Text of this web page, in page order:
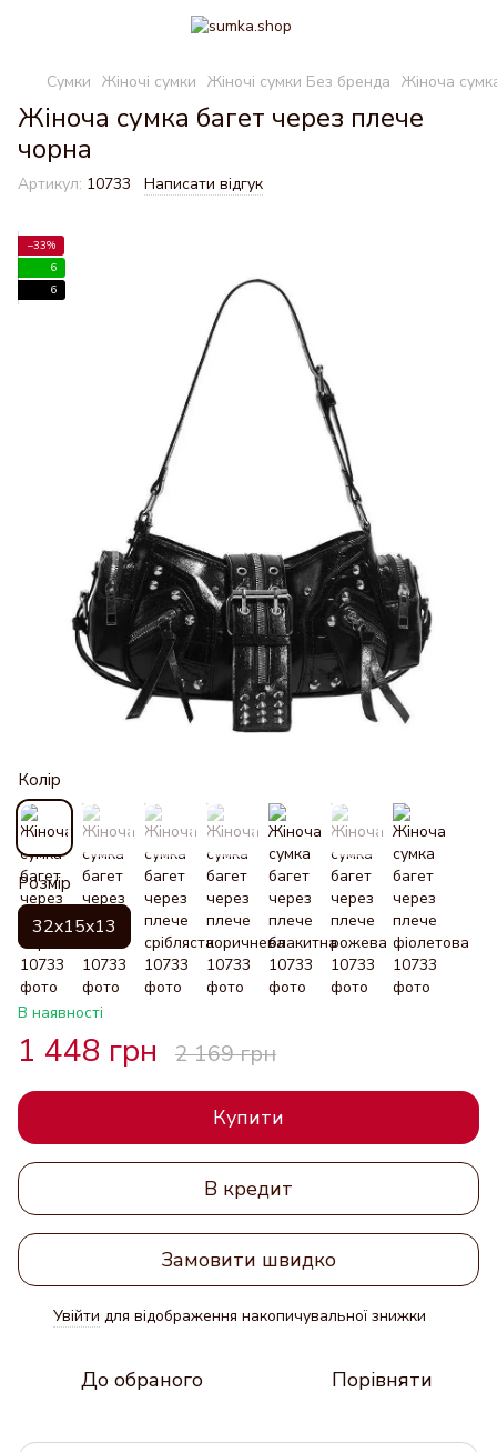
Сумки Жіночі сумки Жіночі сумки Без бренда Жіноча
Жіноча сумка багет через плече
чорна
Артикул: 10733 Написати відгук
−33%
6
6
Колір
Розмір
32x15x13
В наявності
1 448 грн 2 169 грн
Купити
В кредит
Замовити швидко
Увійти для відображення накопичувальної знижки
До обраного Порівняти